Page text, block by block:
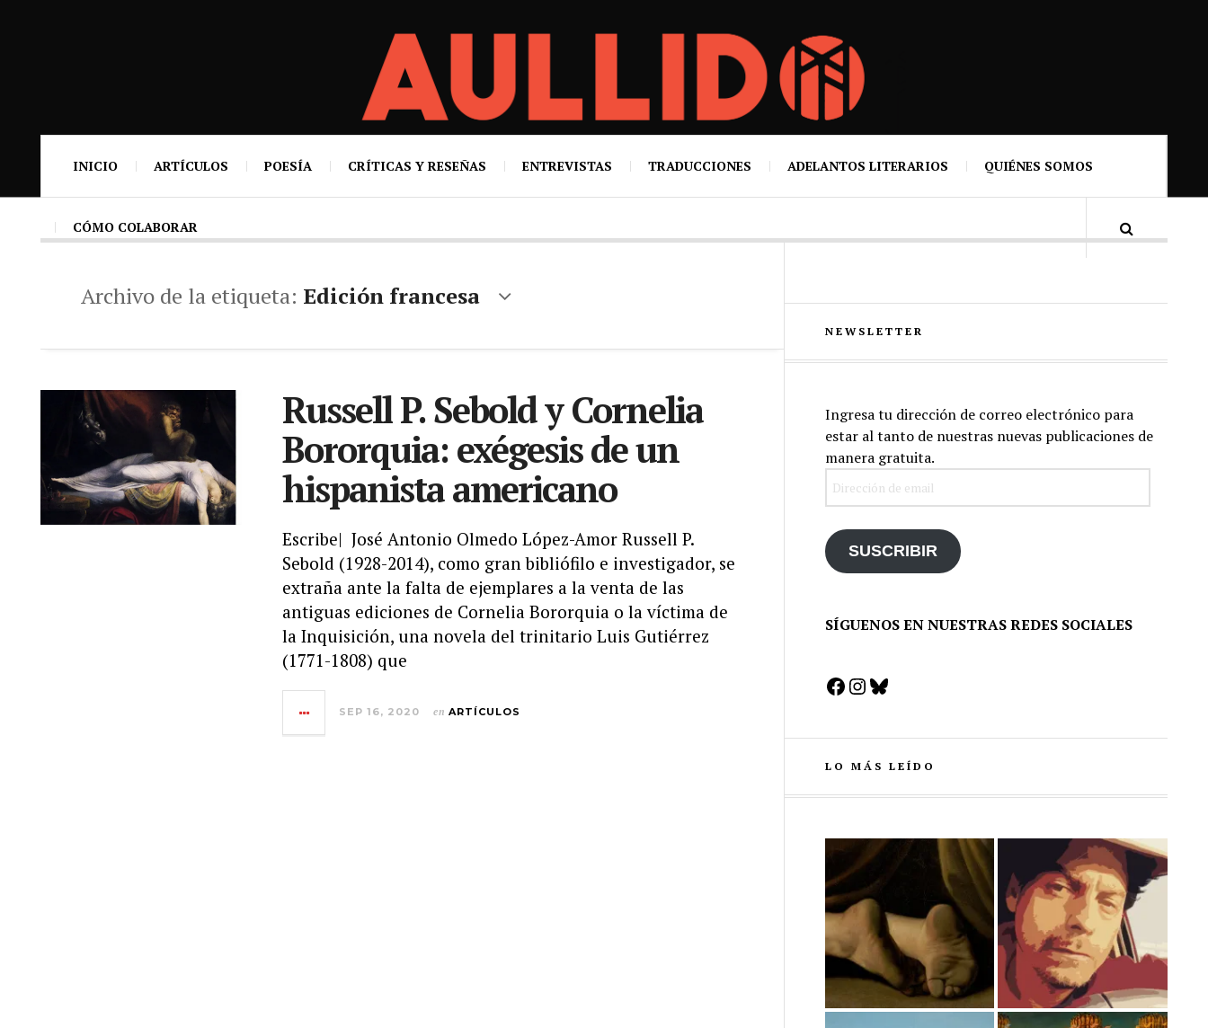
INICIO ARTÍCULOS POESÍA CRÍTICAS Y RESEÑAS ENTREVISTAS TRADUCCIONES ADELANTOS LITERARIOS QUIÉNES SOMOS
CÓMO COLABORAR
Archivo de la etiqueta: Edición francesa
Russell P. Sebold y Cornelia
Bororquia: exégesis de un
hispanista americano
Escribe| José Antonio Olmedo López-Amor Russell P.
Sebold (1928-2014), como gran bibliófilo e investigador, se
extraña ante la falta de ejemplares a la venta de las
antiguas ediciones de Cornelia Bororquia o la víctima de
la Inquisición, una novela del trinitario Luis Gutiérrez
(1771-1808) que
SEP 16, 2020 en ARTÍCULOS
NEWSLETTER
Ingresa tu dirección de correo electrónico para
estar al tanto de nuestras nuevas publicaciones de
manera gratuita.
SUSCRIBIR
SÍGUENOS EN NUESTRAS REDES SOCIALES
Facebook
Instagram
Bluesky
LO MÁS LEÍDO